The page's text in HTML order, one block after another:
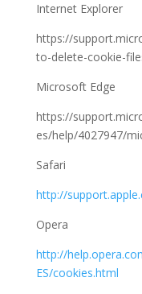
Internet Explorer
https://
to-delete-cookie-
Microsoft Edge
https://
es/help/4027947/
Safari
http://
Opera
http://
ES/cookies.html